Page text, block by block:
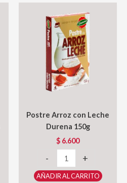
Postre Arroz con Leche
Durena 150g
$ 6.600
-
con
+
AÑADIR AL CARRITO